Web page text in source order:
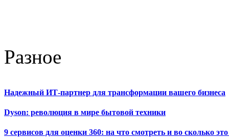
Разное
Надежный ИТ-партнер для трансформации вашего бизнеса
Dyson: революция в мире бытовой техники
9 сервисов для оценки 360: на что смотреть и во сколько это